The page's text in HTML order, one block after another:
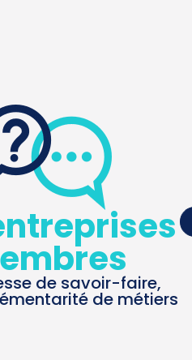
relations entreprises
de savoir-faire,
de métiers